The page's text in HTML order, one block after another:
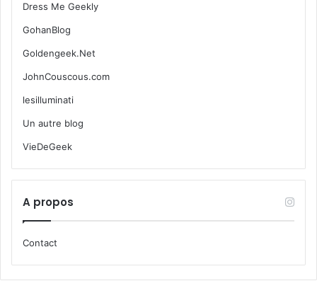
Dress Me Geekly
GohanBlog
Goldengeek.Net
JohnCouscous.com
lesilluminati
Un autre blog
VieDeGeek
A propos
Contact